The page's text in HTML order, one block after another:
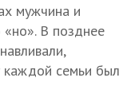
мужчина и
В позднее
каждой семьи был